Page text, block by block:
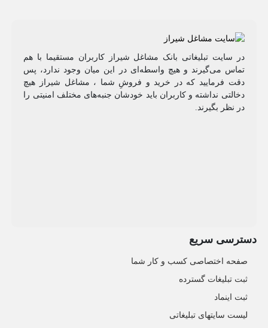
در سایت تبلیغاتی بانک مشاغل شیراز کاربران مستقیما با هم
تماس می‌گیرند و هیچ واسطه‌ای در این میان وجود ندارد، پس
دقت فرمایید که در خرید و فروشِ شما ، مشاغل شیراز هیچ
دخالتی نداشته و کاربران باید خودشان جنبه‌های مختلف امنیتی را
در نظر بگیرند.
دسترسی سریع
صفحه اختصاصی کسب و کار شما
ثبت تبلیغات گسترده
ثبت اینماد
لیست سایتهای تبلیغاتی